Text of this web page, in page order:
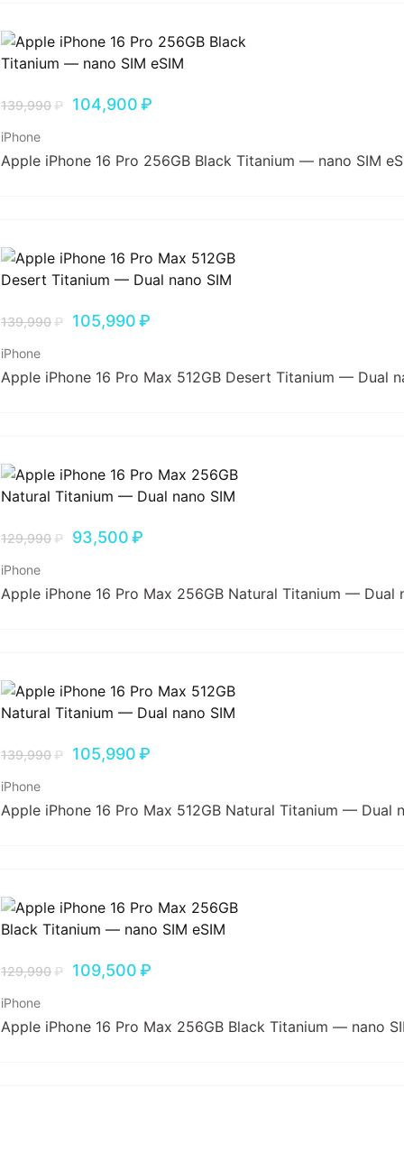
139,990₽ 104,900₽
iPhone
Apple iPhone 16 Pro 256GB Black Titanium — nano SIM
139,990₽ 105,990₽
iPhone
Apple iPhone 16 Pro Max 512GB Desert Titanium — Dual
129,990₽ 93,500₽
iPhone
Apple iPhone 16 Pro Max 256GB Natural Titanium — Dual
139,990₽ 105,990₽
iPhone
Apple iPhone 16 Pro Max 512GB Natural Titanium — Dual
129,990₽ 109,500₽
iPhone
Apple iPhone 16 Pro Max 256GB Black Titanium — nano